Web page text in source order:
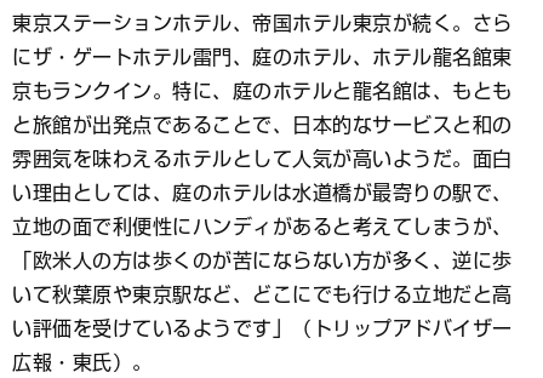
東京ステーションホテル、帝国ホテル東京が続く。さら
にザ・ゲートホテル雷門、庭のホテル、ホテル龍名館東
京もランクイン。特に、庭のホテルと龍名館は、もとも
と旅館が出発点であることで、日本的なサービスと和の
雰囲気を味わえるホテルとして人気が高いようだ。面白
い理由としては、庭のホテルは水道橋が最寄りの駅で、
立地の面で利便性にハンディがあると考えてしまうが、
「欧米人の方は歩くのが苦にならない方が多く、逆に歩
いて秋葉原や東京駅など、どこにでも行ける立地だと高
い評価を受けているようです」（トリップアドバイザー
広報・東氏）。